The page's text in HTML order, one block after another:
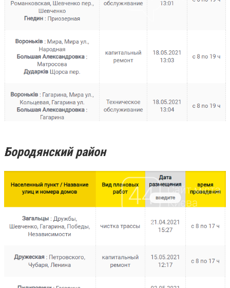
Бородянский район